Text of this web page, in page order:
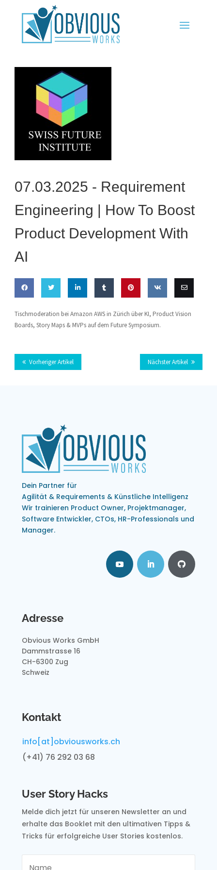
07.03.2025 - Requirement
Engineering | How To Boost
Product Development With
AI
FacebookTwitter LinkedIn Tumblr teilen
Tischmoderation bei Amazon AWS in Zürich über KI, Product Vision
Boards, Story Maps & MVPs auf dem Future Symposium.
Nächster Artikel
Vorheriger Artikel
Dein Partner für
Agilität & Requirements & Künstliche Intelligenz
Wir trainieren Product Owner, Projektmanager,
Software Entwickler, CTOs, HR-Professionals und
Manager.
Adresse
Obvious Works GmbH
Dammstrasse 16
CH-6300 Zug
Schweiz
Kontakt
info[at]obviousworks.ch
(+41) 76 292 03 68
User Story Hacks
Melde dich jetzt für unseren Newsletter an und
erhalte das Booklet mit den ultimativen Tipps &
Tricks für erfolgreiche User Stories kostenlos.